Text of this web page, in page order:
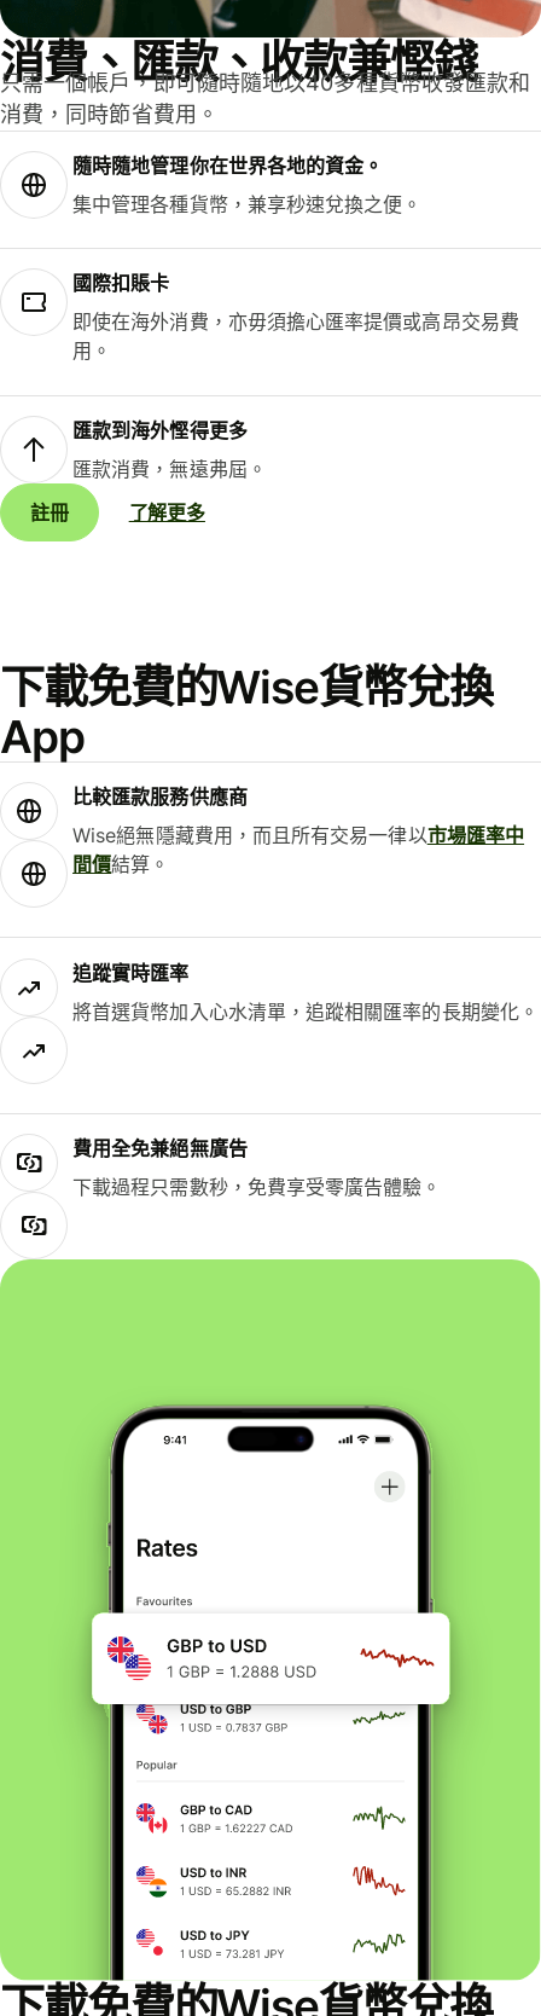
消費、匯款、收款兼慳錢
只需一個帳戶，即可隨時隨地以40多種貨幣收發匯款和
消費，同時節省費用。
隨時隨地管理你在世界各地的資金。
集中管理各種貨幣，兼享秒速兌換之便。
國際扣賬卡
即使在海外消費，亦毋須擔心匯率提價或高昂交易費
用。
匯款到海外慳得更多
匯款消費，無遠弗屆。
註冊
了解更多
下載免費的Wise貨幣兌換
App
比較匯款服務供應商
Wise絕無隱藏費用，而且所有交易一律以市場匯率中
間價結算。
追蹤實時匯率
將首選貨幣加入心水清單，追蹤相關匯率的長期變化。
費用全免兼絕無廣告
下載過程只需數秒，免費享受零廣告體驗。